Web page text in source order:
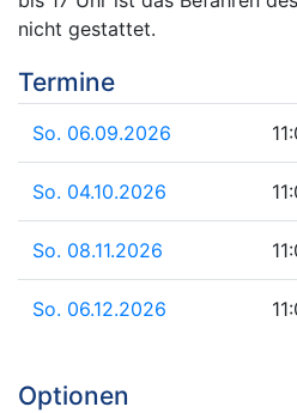
nicht gestattet.
Termine
So. 06.09.2026
So. 04.10.2026
So. 08.11.2026
So. 06.12.2026
Optionen